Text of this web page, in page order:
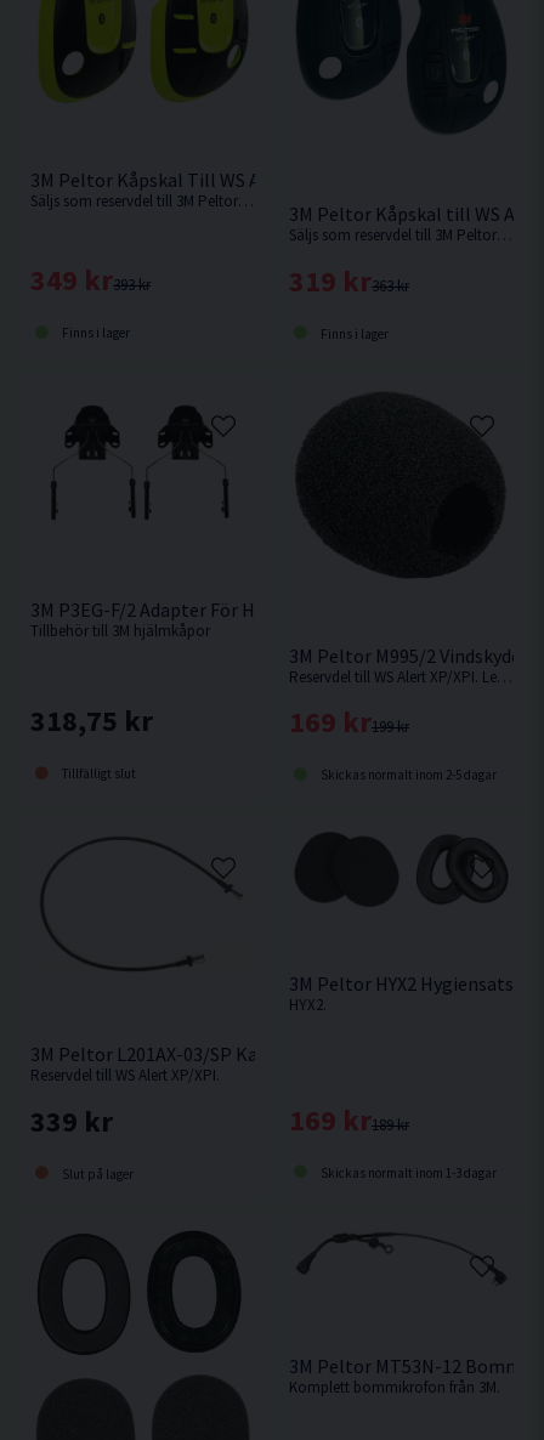
Säljs som reservdel till 3M Peltor kåpor.
393 kr
349 kr
Finns i lager
3M Peltor Kåpskal till WS
Säljs som reservdel till 3M Peltor kåpor.
363 kr
319 kr
Finns i lager
3M P3EG-F/2 Adapter För Hjälmfäste
Tillbehör till 3M hjälmkåpor
318,75 kr
Tillfälligt slut
3M Peltor M995/2 Vindskydd
Reservdel till WS Alert XP/XPI. Levereras i 2-pack.
199 kr
169 kr
Skickas normalt inom 2-5 dagar
3M Peltor L201AX-03/SP Kabel
Reservdel till WS Alert XP/XPI.
339 kr
Slut på lager
3M Peltor HYX2 Hygiensats
HYX2.
189 kr
169 kr
Skickas normalt inom 1-3 dagar
3M Peltor MT53N-12
Komplett bommikrofon från 3M.